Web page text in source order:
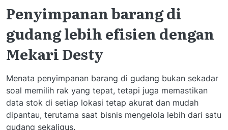
Penyimpanan barang di
gudang lebih efisien dengan
Mekari Desty
Menata penyimpanan barang di gudang bukan sekadar
soal memilih rak yang tepat, tetapi juga memastikan
data stok di setiap lokasi tetap akurat dan mudah
dipantau, terutama saat bisnis mengelola lebih dari satu
gudang sekaligus.